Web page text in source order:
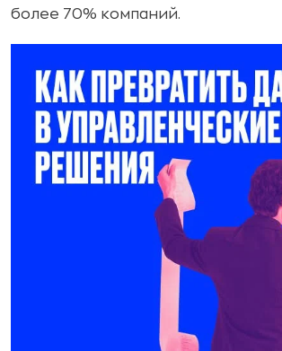
более 70% компаний.